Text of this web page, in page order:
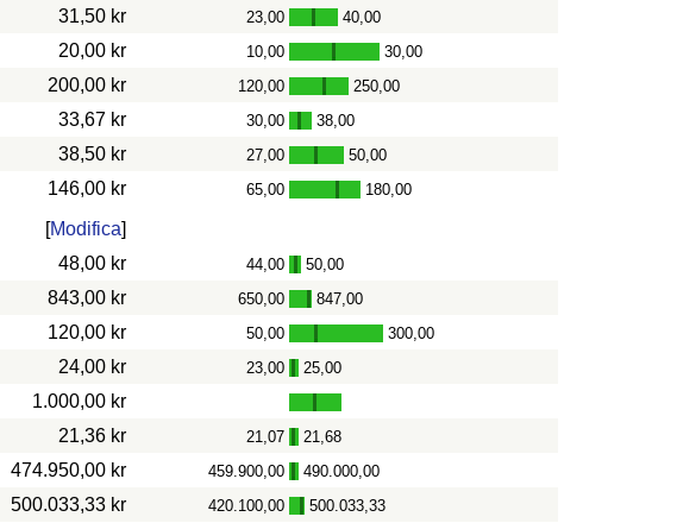
31,50 kr 23,00 - 40,00
20,00 kr 10,00 - 30,00
200,00 kr 120,00 - 250,00
33,67 kr 30,00 - 38,00
38,50 kr 27,00 - 50,00
146,00 kr 65,00 - 180,00
[Modifica]
48,00 kr 44,00 - 50,00
843,00 kr 650,00 - 847,00
120,00 kr 50,00 - 300,00
24,00 kr 23,00 - 25,00
1.000,00 kr
21,36 kr 21,07 - 21,68
474.950,00 kr 459.900,00 - 490.000,00
500.033,33 kr 420.100,00 - 500.033,33